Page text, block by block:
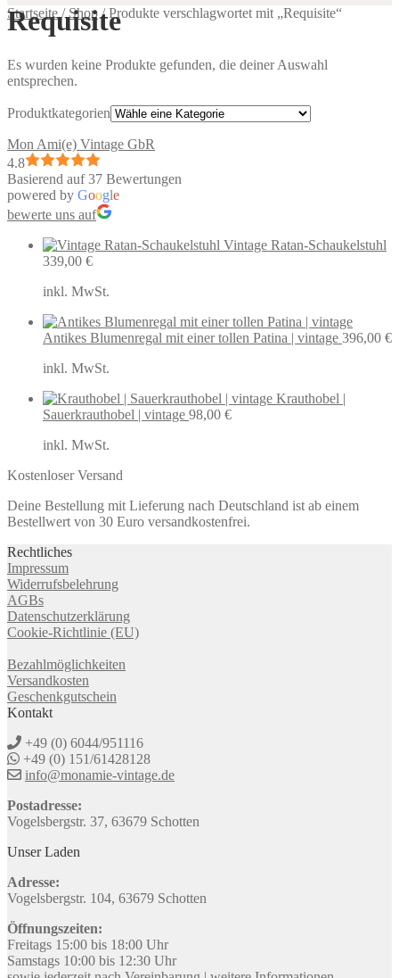
Startseite / Shop /Produkte verschlagwortet mit „Requisite“
Requisite
Es wurden keine Produkte gefunden, die deiner Auswahl
entsprechen.
Produktkategorien
Mon Ami(e) Vintage GbR
4.8
Basierend auf 37 Bewertungen
powered by Google
bewerte uns auf
Vintage Ratan-Schaukelstuhl
339,00 €
inkl. MwSt.
Antikes Blumenregal mit einer tollen Patina | vintage 396,00 €
inkl. MwSt.
Krauthobel |
Sauerkrauthobel | vintage 98,00 €
inkl. MwSt.
Kostenloser Versand
Deine Bestellung mit Lieferung nach Deutschland ist ab einem
Bestellwert von 30 Euro versandkostenfrei.
Rechtliches
Impressum
Widerrufsbelehrung
AGBs
Datenschutzerklärung
Cookie-Richtlinie (EU)
Bezahlmöglichkeiten
Versandkosten
Geschenkgutschein
Kontakt
+49 (0) 6044/951116
+49 (0) 151/61428128
info@monamie-vintage.de
Postadresse:
Vogelsbergstr. 37, 63679 Schotten
Unser Laden
Adresse:
Vogelsbergstr. 104, 63679 Schotten
Öffnungszeiten:
Freitags 15:00 bis 18:00 Uhr
Samstags 10:00 bis 12:30 Uhr